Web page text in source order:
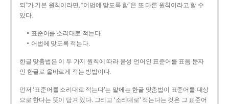
되”가 기본 원칙이라면, “어법에 맞도록 함”은 또 다른 원칙이라고 할 수
있다.
표준어를 소리대로 적는다.
어법에 맞도록 적는다.
한글 맞춤법은 이 두 가지 원칙에 따라 음성 언어인 표준어를 표음 문자
인 한글로 올바르게 적는 방법이다.
먼저 ‘표준어를 소리대로 적는다’는 말에는 한글 맞춤법이 표준어를 대상
으로 한다는 뜻이 담겨 있다. 그리고 ‘소리대로’ 적는다는 것은 그 표준어